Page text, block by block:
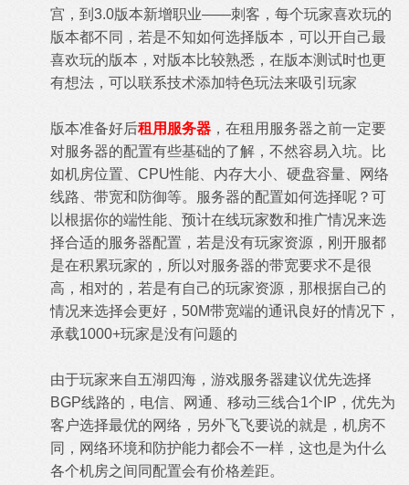
宫，到3.0版本新增职业——刺客，每个玩家喜欢玩的
版本都不同，若是不知如何选择版本，可以开自己最
喜欢玩的版本，对版本比较熟悉，在版本测试时也更
有想法，可以联系技术添加特色玩法来吸引玩家
版本准备好后租用服务器 ，在租用服务器之前一定要
对服务器的配置有些基础的了解，不然容易入坑。比
如机房位置、CPU性能、内存大小、硬盘容量、网络
线路、带宽和防御等。服务器的配置如何选择呢？可
以根据你的端性能、预计在线玩家数和推广情况来选
择合适的服务器配置，若是没有玩家资源，刚开服都
是在积累玩家的，所以对服务器的带宽要求不是很
高，相对的，若是有自己的玩家资源，那根据自己的
情况来选择会更好，50M带宽端的通讯良好的情况下，
承载1000+玩家是没有问题的
由于玩家来自五湖四海，游戏服务器建议优先选择
BGP线路的，电信、网通、移动三线合1个IP，优先为
客户选择最优的网络，另外飞飞要说的就是，机房不
同，网络环境和防护能力都会不一样，这也是为什么
各个机房之间同配置会有价格差距。